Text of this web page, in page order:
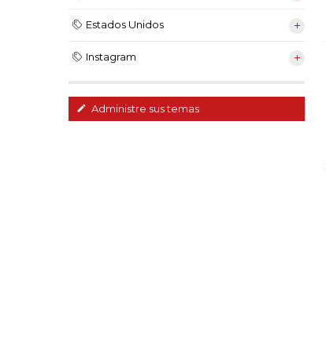
Estados Unidos
Instagram
Administre sus temas